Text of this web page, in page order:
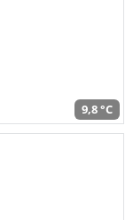
9,8 °C